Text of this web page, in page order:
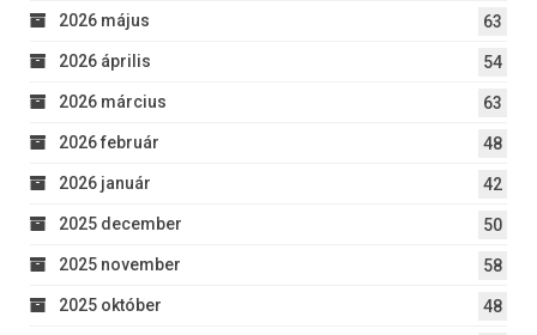
2026 május 63
2026 április 54
2026 március 63
2026 február 48
2026 január 42
2025 december 50
2025 november 58
2025 október 48